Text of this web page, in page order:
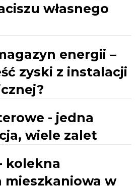
własnego
energii –
zyski z instalacji
- jedna
wiele zalet
kolekna
mieszkaniowa w